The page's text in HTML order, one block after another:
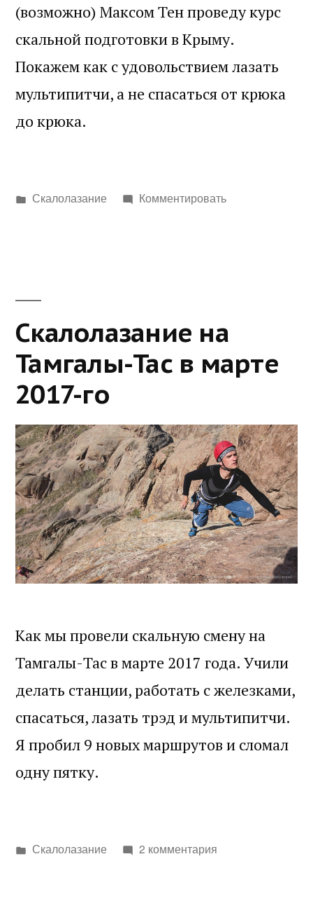
(возможно) Максом Тен проведу курс
скальной подготовки в Крыму.
Покажем как с удовольствием лазать
мультипитчи, а не спасаться от крюка
до крюка.
Написано
Скалолазание Комментировать
Скалолазание на
Тамгалы-Тас в марте
2017-го
Как мы провели скальную смену на
Тамгалы-Тас в марте 2017 года. Учили
делать станции, работать с железками,
спасаться, лазать трэд и мультипитчи.
Я пробил 9 новых маршрутов и сломал
одну пятку.
Написано
Скалолазание 2 комментария